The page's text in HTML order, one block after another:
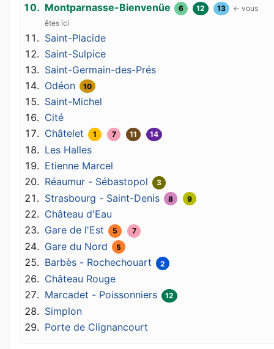
Montparnasse-Bienvenüe
6 12 13
Saint-Placide
Saint-Sulpice
Saint-Germain-des-Prés
Odéon
10
Saint-Michel
Cité
Châtelet
1 7 11 14
Les Halles
Etienne Marcel
Réaumur - Sébastopol
3
Strasbourg - Saint-Denis 8 9
Château d'Eau
Gare de l'Est
5 7
Gare du Nord 5
Barbès - Rochechouart 2
Château Rouge
Marcadet - Poissonniers
12
Simplon
Porte de Clignancourt